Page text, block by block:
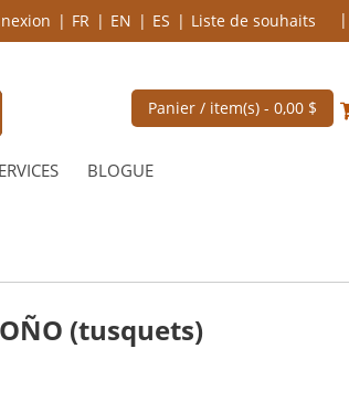
FR EN ES Liste de souhaits
Panier / item(s) - 0,00 $
BLOGUE
(tusquets)